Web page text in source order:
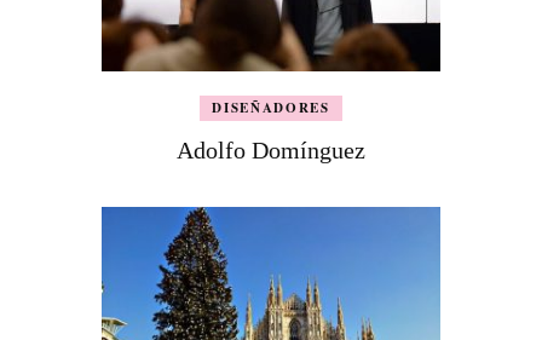
DISEÑADORES
Adolfo Domínguez